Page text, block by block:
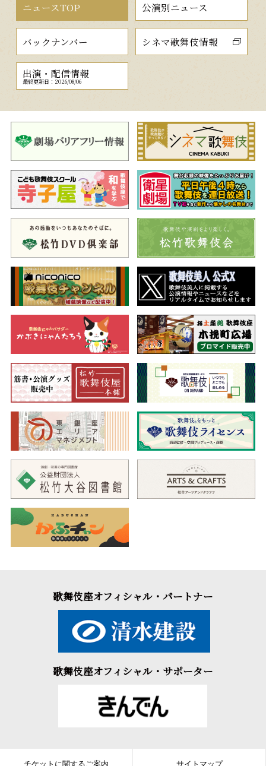
ニュースTOP 公演別ニュース
バックナンバー シネマ歌舞伎情報
出演・配信情報
最終更新日：2026/08/06
歌舞伎座オフィシャル・パートナー
歌舞伎座オフィシャル・サポーター
チケットに関するご案内 サイトマップ